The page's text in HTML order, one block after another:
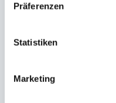
Präferenzen
Statistiken
Marketing
Beratung/